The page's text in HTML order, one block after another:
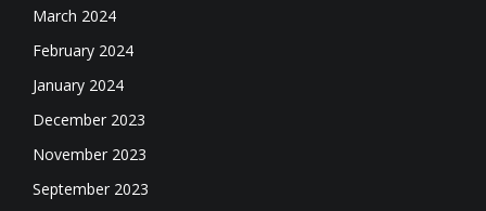
March 2024
February 2024
January 2024
December 2023
November 2023
September 2023